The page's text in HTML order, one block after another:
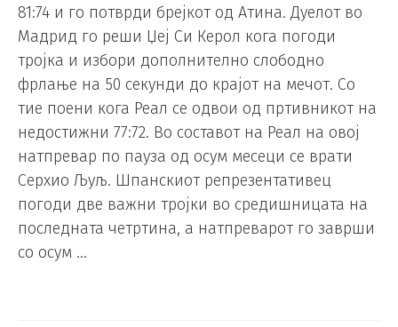
81:74 и го потврди брејкот од Атина. Дуелот во
Мадрид го реши Џеј Си Керол кога погоди
тројка и избори дополнително слободно
фрлање на 50 секунди до крајот на мечот. Со
тие поени кога Реал се одвои од пртивникот на
недостижни 77:72. Во составот на Реал на овој
натпревар по пауза од осум месеци се врати
Серхио Љуљ. Шпанскиот репрезентативец
погоди две важни тројки во средишницата на
последната четртина, а натпреварот го заврши
со осум …